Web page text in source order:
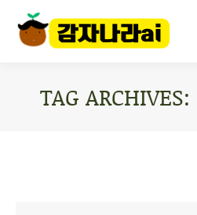
TAG ARCHIVES: